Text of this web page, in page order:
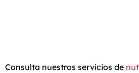
Consulta nuestros servicios de